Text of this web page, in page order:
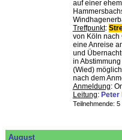
auf einer
Treffpunkt:
von Köln nach
eine Anreise
und
in
(Wied)
nach dem
Anmeldung:
Leitung: Peter
Teilnehmende:
August